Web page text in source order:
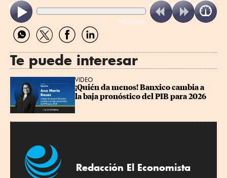
ReadSpeaker
Compartir
por
Compartir
por
Compartir
por
Compartir
por
Te puede interesar
VIDEO
¡Quién da menos! Banxico cambia a
la baja pronóstico del PIB para 2026
Redacción El Economista